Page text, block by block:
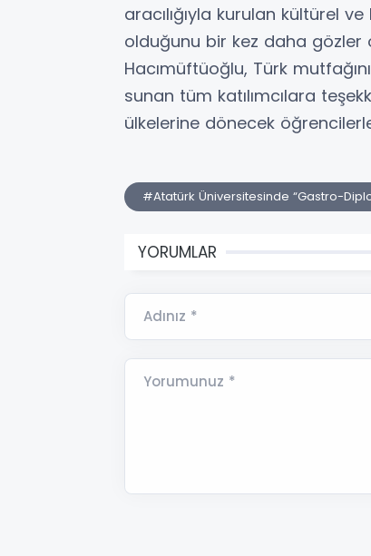
aracılığıyla kurulan kültürel
olduğunu bir kez daha gözler
Hacımüftüoğlu, Türk
sunan tüm katılımcılara
ülkelerine dönecek
#Atatürk Üniversitesinde “Gastro-
YORUMLAR
Adınız *
Yorumunuz *